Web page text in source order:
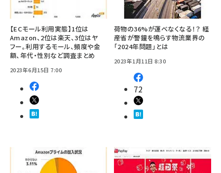
【ECモール利用実態】1位は
Amazon、2位は楽天、3位はヤ
フー。利用するモール、頻度や金
額、年代・性別など調査まとめ
2023年6月15日 7:00
荷物の36%が運べなくなる！？ 経
産省が警鐘を鳴らす物流業界の
「2024年問題」とは
2023年1月11日 8:30
72